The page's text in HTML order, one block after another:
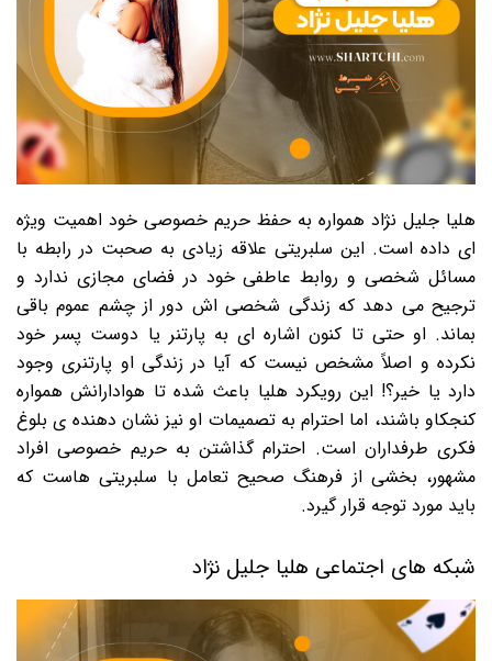
هلیا جلیل نژاد همواره به حفظ حریم خصوصی خود اهمیت ویژه
ای داده است. این سلبریتی علاقه زیادی به صحبت در رابطه با
مسائل شخصی و روابط عاطفی خود در فضای مجازی ندارد و
ترجیح می دهد که زندگی شخصی اش دور از چشم عموم باقی
بماند. او حتی تا کنون اشاره ای به پارتنر یا دوست پسر خود
نکرده و اصلاً مشخص نیست که آیا در زندگی او پارتنری وجود
دارد یا خیر؟! این رویکرد هلیا باعث شده تا هوادارانش همواره
کنجکاو باشند، اما احترام به تصمیمات او نیز نشان دهنده ی بلوغ
فکری طرفداران است. احترام گذاشتن به حریم خصوصی افراد
مشهور، بخشی از فرهنگ صحیح تعامل با سلبریتی هاست که
باید مورد توجه قرار گیرد.
شبکه ‌های اجتماعی هلیا جلیل نژاد